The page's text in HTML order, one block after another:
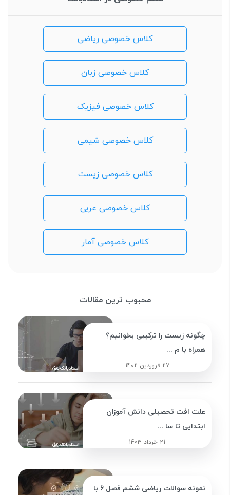
کلاس خصوصی ریاضی
کلاس خصوصی زبان
کلاس خصوصی فیزیک
کلاس خصوصی شیمی
کلاس خصوصی زیست
کلاس خصوصی عربی
کلاس خصوصی آمار
محبوب ترین مقالات
چگونه زیست را ترکیبی بخوانیم؟
همراه با م ...
27 فروردین 1402
علت افت تحصیلی دانش آموزان
ابتدایی تا سا ...
21 خرداد 1403
نمونه سوالات ریاضی ششم فصل 6 با